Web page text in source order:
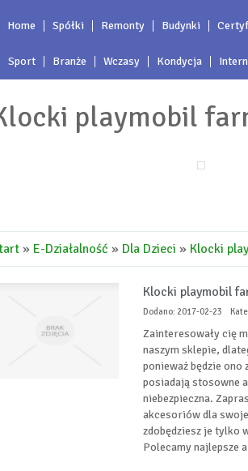
Home Spółki Remonty Budynki
Sport Branże Wczasy Kondycja
playmobil
» E-Działalność » Dla Dzieci » Klocki
Klocki playmobil
Dodano: 2017-02-23
Zainteresowały cię
naszym sklepie,
ponieważ będzie
posiadają stosowne
niebezpieczna.
akcesoriów dla
zdobędziesz je tylko
Polecamy najlepsze